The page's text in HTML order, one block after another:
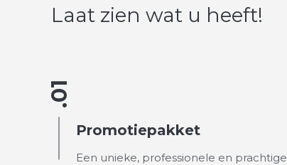
Laat zien wat u heeft!
.01
Promotiepakket
Een unieke, professionele en prachtige